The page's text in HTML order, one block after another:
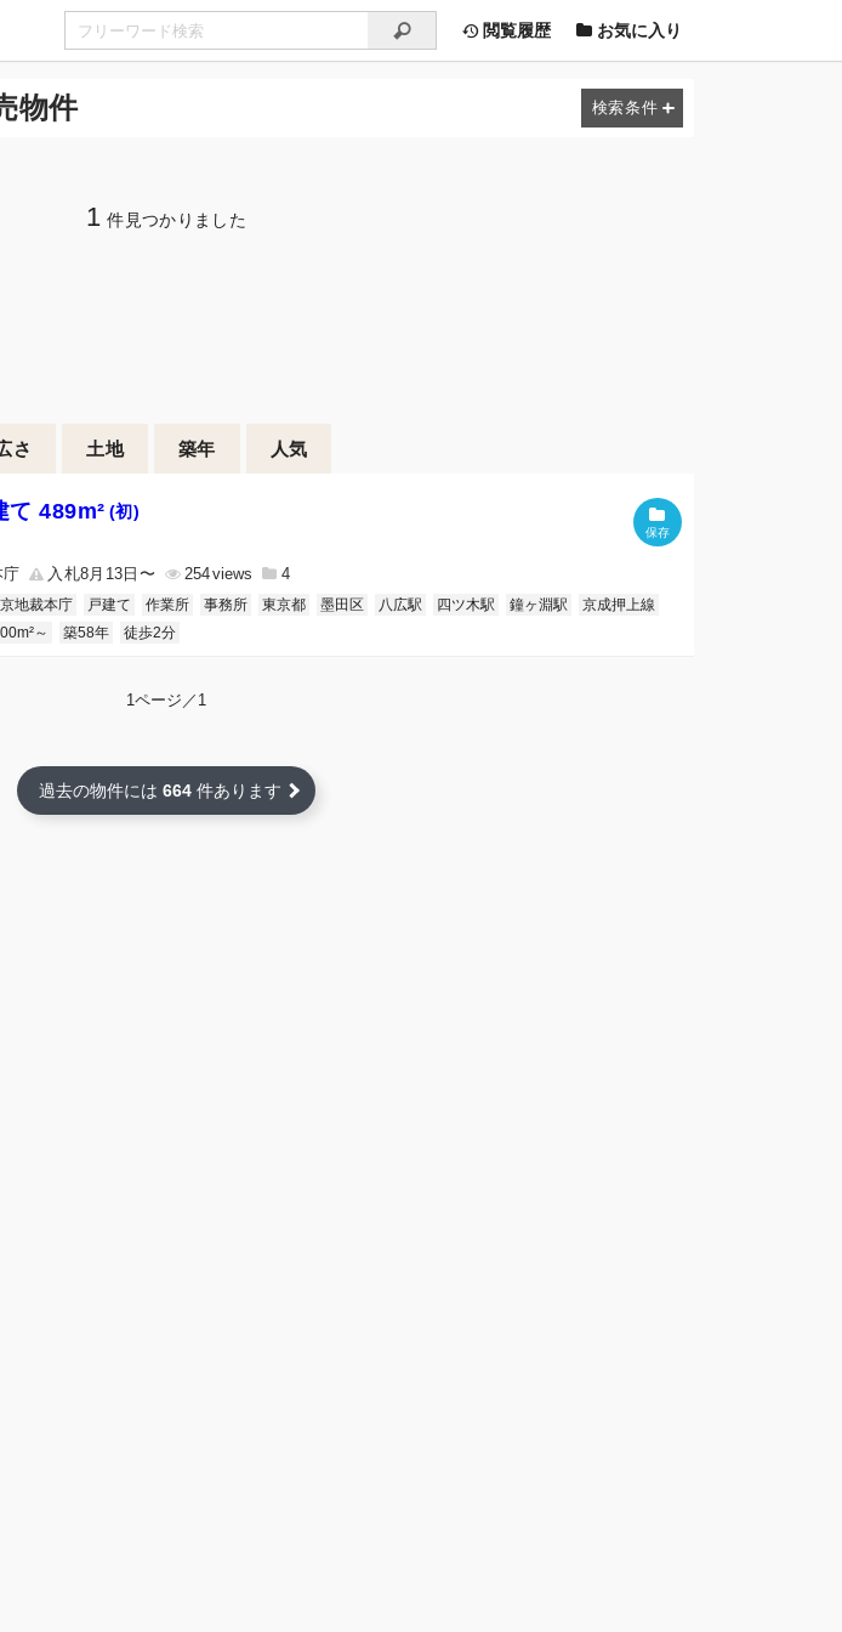
閲覧履歴 お気に入り
物件
1 件見つかりました
さ 土地 築年 人気
て 489m² (初)
庁
入札8月13日〜 254 4
地裁本庁 戸建て 作業所 事務所 東京都 墨田区 八広駅 四ツ木駅 鐘ヶ淵駅
京成押上線
～ 築58年 徒歩2分
1ページ／1
過去の物件には 664 件あります